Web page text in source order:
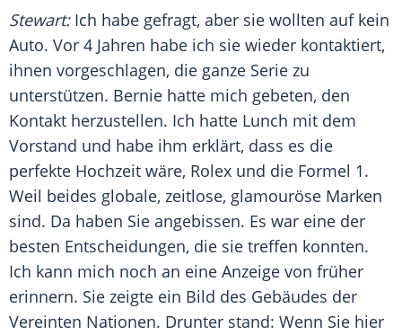
Stewart:Ich habe gefragt, aber sie wollten auf kein
Auto. Vor 4 Jahren habe ich sie wieder kontaktiert,
ihnen vorgeschlagen, die ganze Serie zu
unterstützen. Bernie hatte mich gebeten, den
Kontakt herzustellen. Ich hatte Lunch mit dem
Vorstand und habe ihm erklärt, dass es die
perfekte Hochzeit wäre, Rolex und die Formel 1.
Weil beides globale, zeitlose, glamouröse Marken
sind. Da haben Sie angebissen. Es war eine der
besten Entscheidungen, die sie treffen konnten.
Ich kann mich noch an eine Anzeige von früher
erinnern. Sie zeigte ein Bild des Gebäudes der
Vereinten Nationen. Drunter stand: Wenn Sie hier